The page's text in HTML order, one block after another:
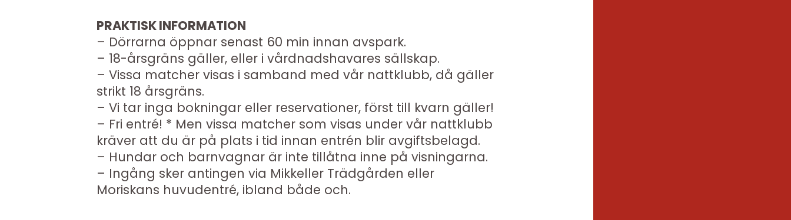
PRAKTISK INFORMATION
– Dörrarna öppnar senast 60 min innan avspark.
– 18-årsgräns gäller, eller i vårdnadshavares sällskap.
– Vissa matcher visas i samband med vår nattklubb, då gäller
strikt 18 årsgräns.
– Vi tar inga bokningar eller reservationer, först till kvarn gäller!
– Fri entré! * Men vissa matcher som visas under vår nattklubb
kräver att du är på plats i tid innan entrén blir avgiftsbelagd.
– Hundar och barnvagnar är inte tillåtna inne på visningarna.
– Ingång sker antingen via Mikkeller Trädgården eller
Moriskans huvudentré, ibland både och.